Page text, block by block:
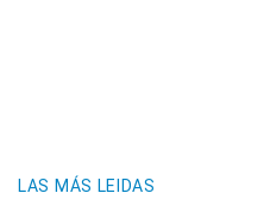
LAS MÁS LEIDAS